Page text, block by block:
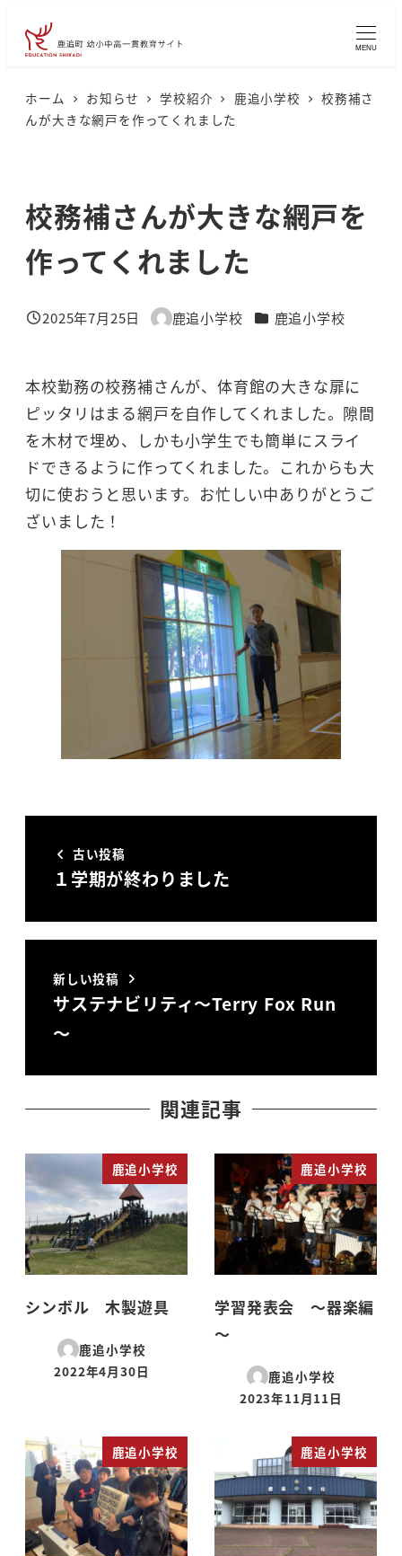
MENU
ホーム お知らせ 学校紹介 鹿追小学校
校務補さ
んが大きな網戸を作ってくれました
校務補さんが大きな網戸を
作ってくれました
投稿日
2025年7月25日
著
鹿追小学校 カテゴリー
鹿追小学校
本校勤務の校務補さんが、体育館の大きな扉に
ピッタリはまる網戸を自作してくれました。隙間
を木材で埋め、しかも小学生でも簡単にスライ
ドできるように作ってくれました。これからも大
切に使おうと思います。お忙しい中ありがとうご
ざいました！
古い投稿
１学期が終わりました
新しい投稿
サステナビリティ～Terry Fox Run
～
関連記事
鹿追小学校
シンボル 木製遊具
鹿追小学校
投稿日
2022年4月30日
鹿追小学校
学習発表会 ～器楽編
～
鹿追小学校
投稿日
2023年11月11日
鹿追小学校 鹿追小学校